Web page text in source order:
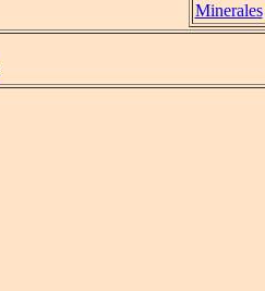
Minerales